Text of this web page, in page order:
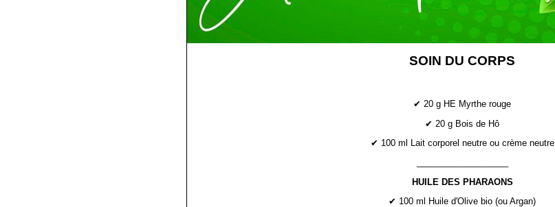
SOIN DU CORPS
✔ 20 g HE Myrthe rouge
✔ 20 g Bois de Hô
✔ 100 ml Lait corporel neutre ou crème neutre
HUILE DES PHARAONS
✔ 100 ml Huile d'Olive bio (ou Argan)